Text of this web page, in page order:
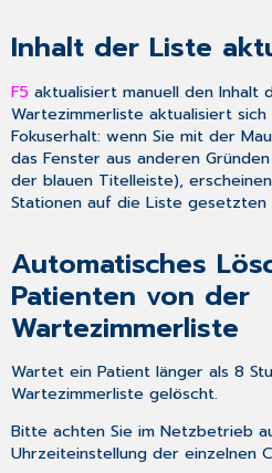
Inhalt der Liste
F5 aktualisiert manuell den Inhalt
Wartezimmerliste aktualisiert
Fokuserhalt: wenn Sie mit der
das Fenster aus anderen
der blauen Titelleiste),
Stationen auf die Liste gesetzten
Automatisches
Patienten von der
Wartezimmerliste
Wartet ein Patient länger als 8
Wartezimmerliste gelöscht.
Bitte achten Sie im Netzbetrieb
Uhrzeiteinstellung der einzelnen